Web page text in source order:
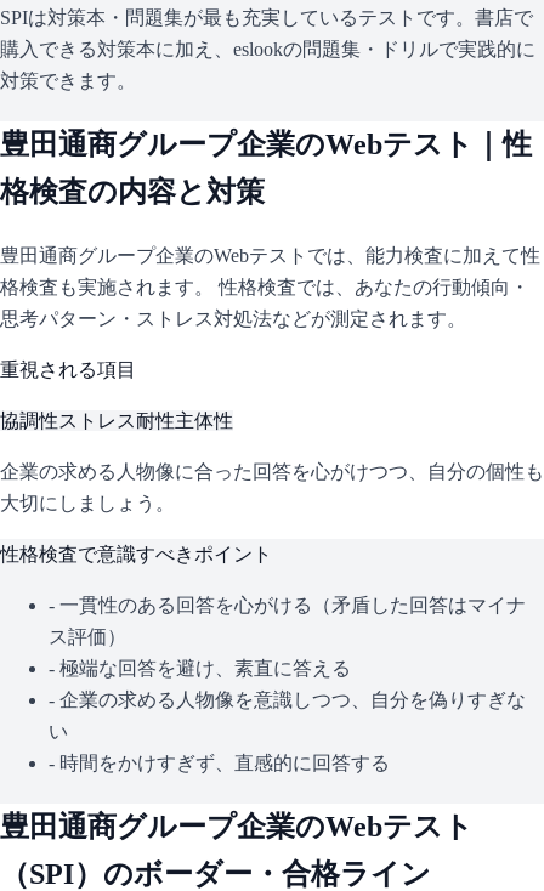
SPIは対策本・問題集が最も充実しているテストです。書店で
購入できる対策本に加え、eslookの問題集・ドリルで実践的に
対策できます。
豊田通商グループ企業のWebテスト｜性
格検査の内容と対策
豊田通商グループ企業のWebテストでは、能力検査に加えて性
格検査も実施されます。 性格検査では、あなたの行動傾向・
思考パターン・ストレス対処法などが測定されます。
重視される項目
協調性ストレス耐性主体性
企業の求める人物像に合った回答を心がけつつ、自分の個性も
大切にしましょう。
性格検査で意識すべきポイント
- 一貫性のある回答を心がける（矛盾した回答はマイナ
ス評価）
- 極端な回答を避け、素直に答える
- 企業の求める人物像を意識しつつ、自分を偽りすぎな
い
- 時間をかけすぎず、直感的に回答する
豊田通商グループ企業のWebテスト
（SPI）のボーダー・合格ライン